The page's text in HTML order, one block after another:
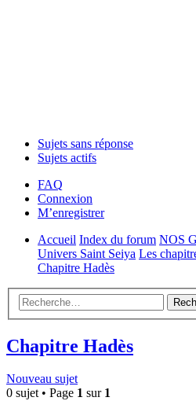
Sujets sans réponse
Sujets actifs
FAQ
Connexion
M’enregistrer
Accueil Index du forum NOS
Univers Saint Seiya Les
Chapitre Hadès
Chapitre Hadès
Nouveau sujet
0 sujet • Page 1 sur 1